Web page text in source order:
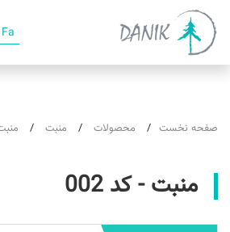
Fa
صفحه نخست محصولات منبت منبت
منبت - کد 002